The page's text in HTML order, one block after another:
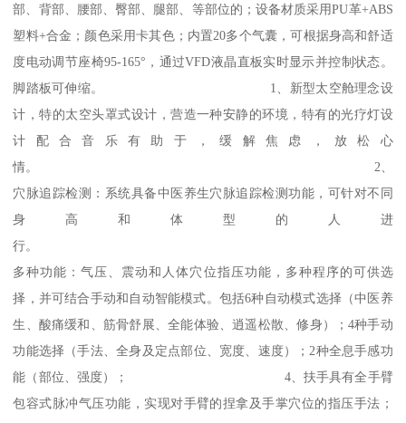
部、背部、腰部、臀部、腿部、等部位的；设备材质采用PU革+ABS
塑料+合金；颜色采用卡其色；内置20多个气囊，可根据身高和舒适
度电动调节座椅95-165°，通过VFD液晶直板实时显示并控制状态。
脚踏板可伸缩。 1、新型太空舱理念设
计，特的太空头罩式设计，营造一种安静的环境，特有的光疗灯设
计配合音乐有助于，缓解焦虑，放松心
情。 2、
穴脉追踪检测：系统具备中医养生穴脉追踪检测功能，可针对不同
身高和体型的人进
行。
多种功能：气压、震动和人体穴位指压功能，多种程序的可供选
择，并可结合手动和自动智能模式。包括6种自动模式选择（中医养
生、酸痛缓和、筋骨舒展、全能体验、逍遥松散、修身）；4种手动
功能选择（手法、全身及定点部位、宽度、速度）；2种全息手感功
能（部位、强度）； 4、扶手具有全手臂
包容式脉冲气压功能，实现对手臂的捏拿及手掌穴位的指压手法；